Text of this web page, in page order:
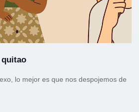
quitao
lo mejor es que nos despojemos de